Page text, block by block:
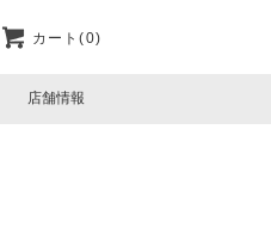
カート(0)
店舗情報